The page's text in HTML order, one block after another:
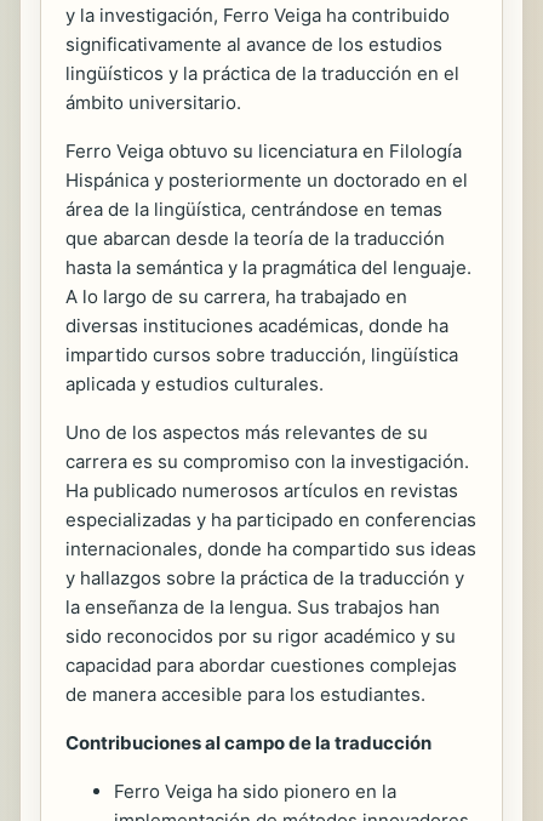
y la investigación, Ferro Veiga ha contribuido
significativamente al avance de los estudios
lingüísticos y la práctica de la traducción en el
ámbito universitario.
Ferro Veiga obtuvo su licenciatura en Filología
Hispánica y posteriormente un doctorado en el
área de la lingüística, centrándose en temas
que abarcan desde la teoría de la traducción
hasta la semántica y la pragmática del lenguaje.
A lo largo de su carrera, ha trabajado en
diversas instituciones académicas, donde ha
impartido cursos sobre traducción, lingüística
aplicada y estudios culturales.
Uno de los aspectos más relevantes de su
carrera es su compromiso con la investigación.
Ha publicado numerosos artículos en revistas
especializadas y ha participado en conferencias
internacionales, donde ha compartido sus ideas
y hallazgos sobre la práctica de la traducción y
la enseñanza de la lengua. Sus trabajos han
sido reconocidos por su rigor académico y su
capacidad para abordar cuestiones complejas
de manera accesible para los estudiantes.
Contribuciones al campo de la traducción
Ferro Veiga ha sido pionero en la